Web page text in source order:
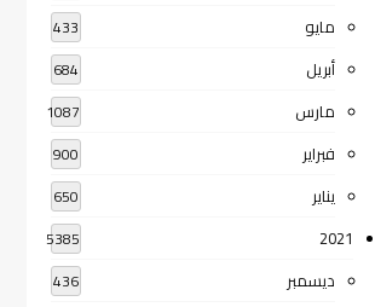
مايو 433
أبريل 684
مارس 1087
فبراير 900
يناير 650
2021
5385
ديسمبر 436